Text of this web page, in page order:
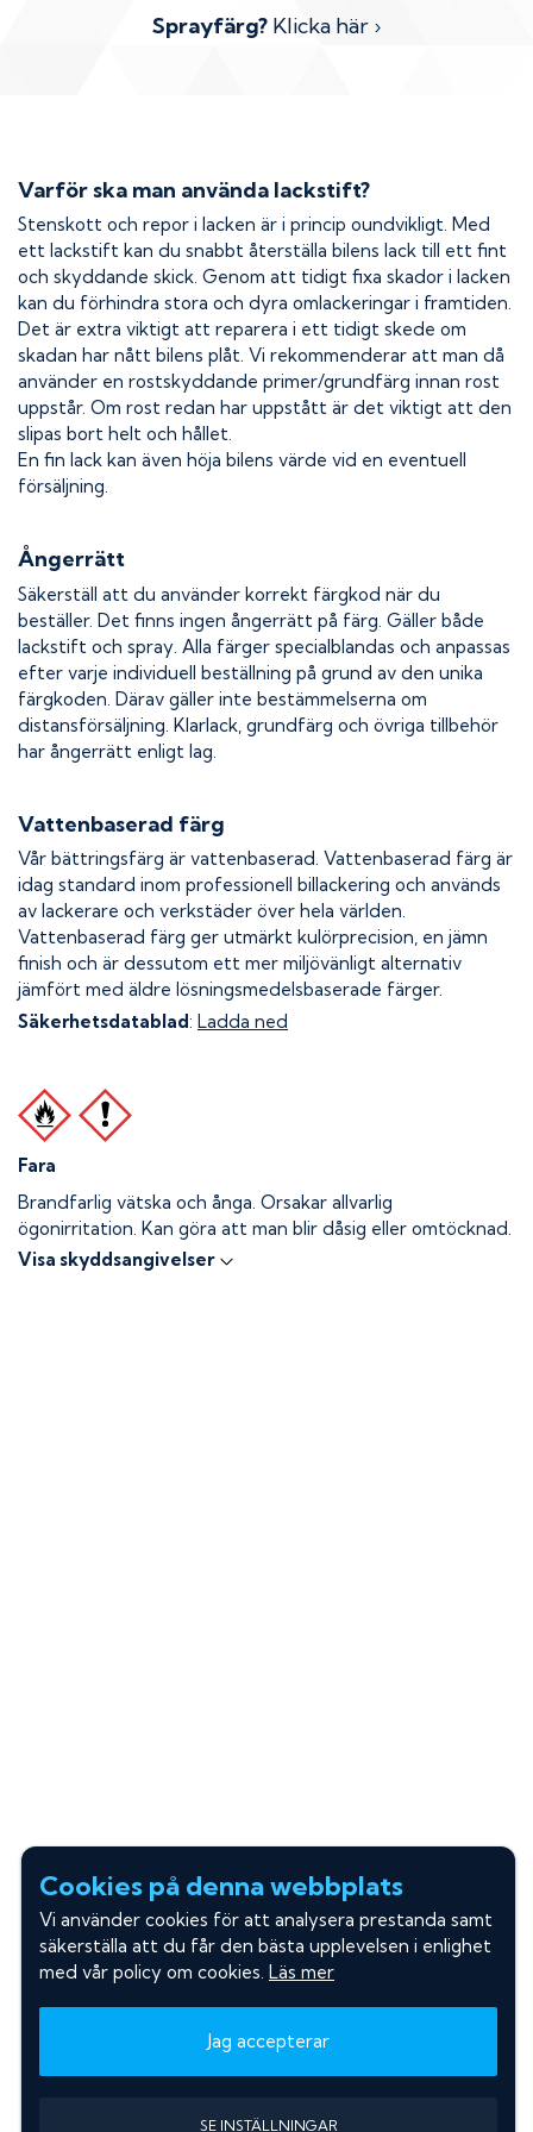
Sprayfärg? Klicka här ›
Varför ska man använda lackstift?
Stenskott och repor i lacken är i princip oundvikligt. Med
ett lackstift kan du snabbt återställa bilens lack till ett fint
och skyddande skick. Genom att tidigt fixa skador i lacken
kan du förhindra stora och dyra omlackeringar i framtiden.
Det är extra viktigt att reparera i ett tidigt skede om
skadan har nått bilens plåt. Vi rekommenderar att man då
använder en rostskyddande primer/grundfärg innan rost
uppstår. Om rost redan har uppstått är det viktigt att den
slipas bort helt och hållet.
En fin lack kan även höja bilens värde vid en eventuell
försäljning.
Ångerrätt
Säkerställ att du använder korrekt färgkod när du
beställer. Det finns ingen ångerrätt på färg. Gäller både
lackstift och spray. Alla färger specialblandas och anpassas
efter varje individuell beställning på grund av den unika
färgkoden. Därav gäller inte bestämmelserna om
distansförsäljning. Klarlack, grundfärg och övriga tillbehör
har ångerrätt enligt lag.
Vattenbaserad färg
Vår bättringsfärg är vattenbaserad. Vattenbaserad färg är
idag standard inom professionell billackering och används
av lackerare och verkstäder över hela världen.
Vattenbaserad färg ger utmärkt kulörprecision, en jämn
finish och är dessutom ett mer miljövänligt alternativ
jämfört med äldre lösningsmedelsbaserade färger.
Säkerhetsdatablad: Ladda ned
Fara
Brandfarlig vätska och ånga. Orsakar allvarlig
ögonirritation. Kan göra att man blir dåsig eller omtöcknad.
Visa skyddsangivelser
Cookies på denna webbplats
Vi använder cookies för att analysera prestanda samt
säkerställa att du får den bästa upplevelsen i enlighet
med vår policy om cookies. Läs mer
Jag accepterar
SE INSTÄLLNINGAR